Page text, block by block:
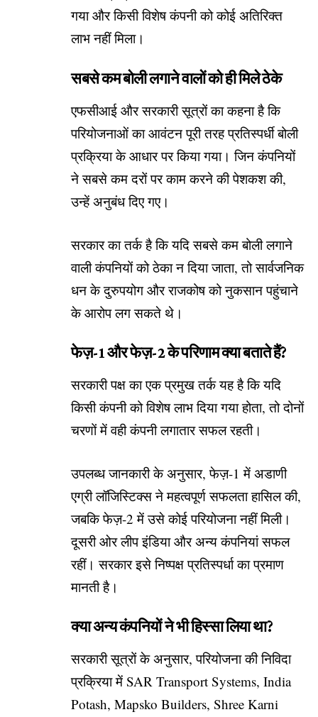
गया और किसी विशेष कंपनी को कोई अतिरिक्त
लाभ नहीं मिला।
सबसे कम बोली लगाने वालों को ही मिले ठेके
एफसीआई और सरकारी सूत्रों का कहना है कि
परियोजनाओं का आवंटन पूरी तरह प्रतिस्पर्धी बोली
प्रक्रिया के आधार पर किया गया। जिन कंपनियों
ने सबसे कम दरों पर काम करने की पेशकश की,
उन्हें अनुबंध दिए गए।
सरकार का तर्क है कि यदि सबसे कम बोली लगाने
वाली कंपनियों को ठेका न दिया जाता, तो सार्वजनिक
धन के दुरुपयोग और राजकोष को नुकसान पहुंचाने
के आरोप लग सकते थे।
फेज़-1 और फेज़-2 के परिणाम क्या बताते हैं?
सरकारी पक्ष का एक प्रमुख तर्क यह है कि यदि
किसी कंपनी को विशेष लाभ दिया गया होता, तो दोनों
चरणों में वही कंपनी लगातार सफल रहती।
उपलब्ध जानकारी के अनुसार, फेज़-1 में अडाणी
एग्री लॉजिस्टिक्स ने महत्वपूर्ण सफलता हासिल की,
जबकि फेज़-2 में उसे कोई परियोजना नहीं मिली।
दूसरी ओर लीप इंडिया और अन्य कंपनियां सफल
रहीं। सरकार इसे निष्पक्ष प्रतिस्पर्धा का प्रमाण
मानती है।
क्या अन्य कंपनियों ने भी हिस्सा लिया था?
सरकारी सूत्रों के अनुसार, परियोजना की निविदा
प्रक्रिया में SAR Transport Systems, India
Potash, Mapsko Builders, Shree Karni